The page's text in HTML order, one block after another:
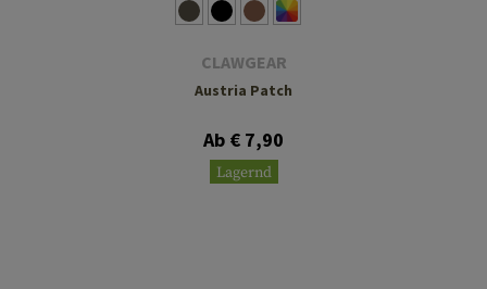
CLAWGEAR
Austria Patch
Ab € 7,90
Lagernd